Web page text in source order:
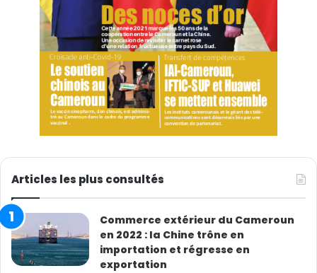
Articles les plus consultés
Commerce extérieur du Cameroun
en 2022 : la Chine trône en
importation et régresse en
exportation